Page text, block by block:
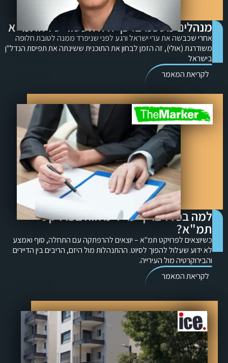
מנהלים מסכמים: כך היה העשור של התמ"א
אחרי שכבשה את ערי ישראל ורגע לפני שניפרד ממנה לטובת חלופה
משודרגת (אולי), זה הזמן לבחון את התוכנית ששינתה את תפיסת הנדל"ן
בישראל
לקריאת המאמר
למה בכלל צריך עו"ד מלווה בפרויקט
תמ"א?
כשיוצאים לפרויקט תמ"א – יוצאים להרפתקה עם התחלה, סוף ואמצע
לא ידוע שעלול להפוך לסיוט. ההתנהלות מול היזם, הריבים בין הדיירים
והבירוקרטיה מול העירייה.
לקריאת המאמר